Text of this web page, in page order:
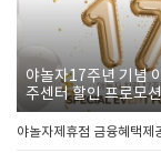
야놀자17주년 기념
주센터 할인 프로모
야놀자제휴점 금융혜택제